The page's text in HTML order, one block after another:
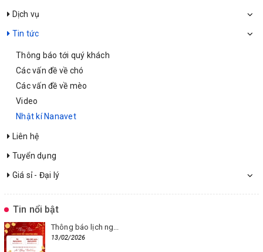
Dịch vụ
Tin tức
Thông báo tới quý khách
Các vấn đề về chó
Các vấn đề về mèo
Video
Nhật kí Nanavet
Liên hệ
Tuyển dụng
Giá sỉ - Đại lý
Tin nổi bật
Thông báo lịch ng...
13/02/2026